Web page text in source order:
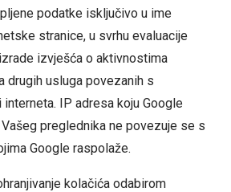
podatke isključivo u ime
stranice, u svrhu evaluacije
izvješća o aktivnostima
drugih usluga povezanih s
IP adresa koju Google
preglednika ne povezuje se s
Google raspolaže.
kolačića odabirom